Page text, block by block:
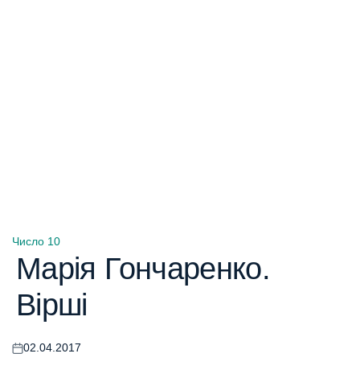
Опублікувати
Число 10
Марія Гончаренко.
Вірші
Оприлюднено
02.04.2017